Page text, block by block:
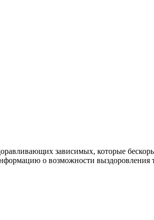
зависимых, которые
о возможности выздоровления